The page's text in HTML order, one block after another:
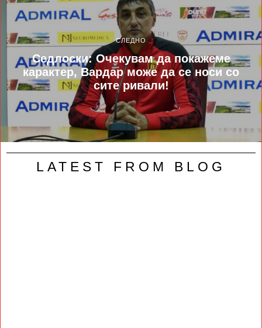
СЛЕДНО
Седлоски: Очекувам да покажеме
карактер, Вардар може да се носи со
сите ривали!
LATEST FROM BLOG